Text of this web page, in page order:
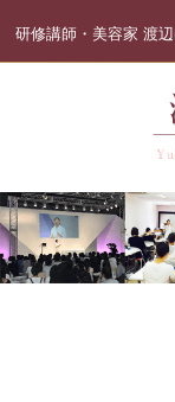
研修講師・美容家 渡